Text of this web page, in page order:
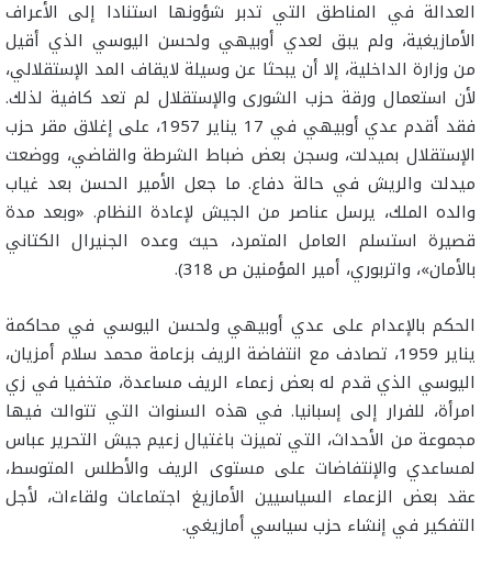
العدالة في المناطق التي تدبر شؤونها استنادا إلى الأعراف
الأمازيغية، ولم يبق لعدي أوبيهي ولحسن اليوسي الذي أقيل
من وزارة الداخلية، إلا أن يبحثا عن وسيلة لايقاف المد الإستقلالي،
لأن استعمال ورقة حزب الشورى والإستقلال لم تعد كافية لذلك.
فقد أقدم عدي أوبيهي في 17 يناير 1957، على إغلاق مقر حزب
الإستقلال بميدلت، وسجن بعض ضباط الشرطة والقاضي، ووضعت
ميدلت والريش في حالة دفاع. ما جعل الأمير الحسن بعد غياب
والده الملك، يرسل عناصر من الجيش لإعادة النظام. «وبعد مدة
قصيرة استسلم العامل المتمرد، حيث وعده الجنيرال الكتاني
بالأمان»، واتربوري، أمير المؤمنين ص 318).
الحكم بالإعدام على عدي أوبيهي ولحسن اليوسي في محاكمة
يناير 1959، تصادف مع انتفاضة الريف بزعامة محمد سلام أمزيان،
اليوسي الذي قدم له بعض زعماء الريف مساعدة، متخفيا في زي
امرأة، للفرار إلى إسبانيا. في هذه السنوات التي تتوالت فيها
مجموعة من الأحداث، التي تميزت باغتيال زعيم جيش التحرير عباس
لمساعدي والإنتفاضات على مستوى الريف والأطلس المتوسط،
عقد بعض الزعماء السياسيين الأمازيغ اجتماعات ولقاءات، لأجل
التفكير في إنشاء حزب سياسي أمازيغي.